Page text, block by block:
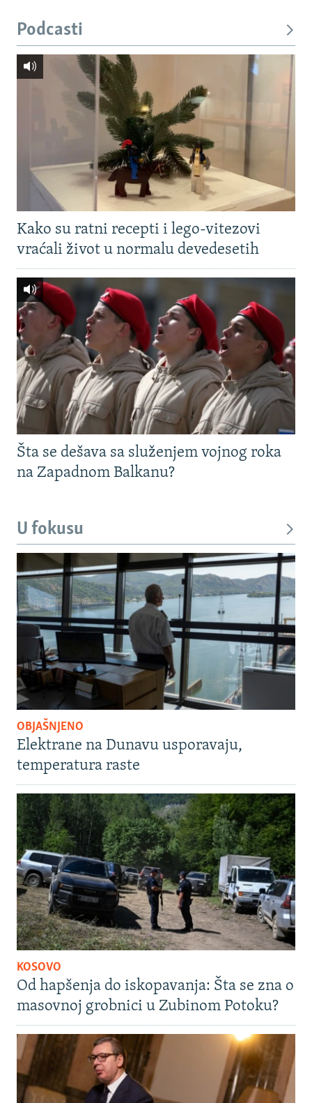
Podcasti
Kako su ratni recepti i lego-vitezovi
vraćali život u normalu devedesetih
Šta se dešava sa služenjem vojnog roka
na Zapadnom Balkanu?
U fokusu
OBJAŠNJENO
Elektrane na Dunavu usporavaju,
temperatura raste
KOSOVO
Od hapšenja do iskopavanja: Šta se zna o
masovnoj grobnici u Zubinom Potoku?